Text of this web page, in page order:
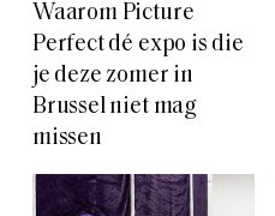
Waarom Picture
Perfect dé expo is die
je deze zomer in
Brussel niet mag
missen